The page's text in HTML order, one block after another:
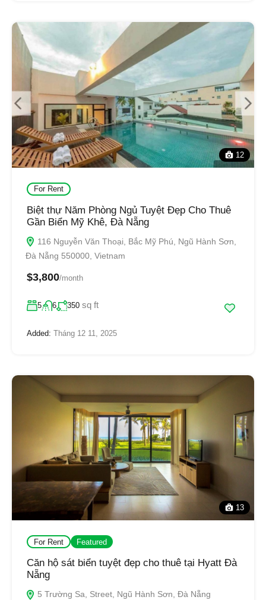
12
For Rent
Biệt thự Năm Phòng Ngủ Tuyệt Đẹp Cho Thuê
Gần Biển Mỹ Khê, Đà Nẵng
116 Nguyễn Văn Thoại, Bắc Mỹ Phú, Ngũ Hành Sơn,
Đà Nẵng 550000, Vietnam
$3,800/month
5 6 350 sq ft
Added: Tháng 12 11, 2025
13
For Rent Featured
Căn hộ sát biển tuyệt đẹp cho thuê tại Hyatt Đà
Nẵng
5 Trường Sa, Street, Ngũ Hành Sơn, Đà Nẵng